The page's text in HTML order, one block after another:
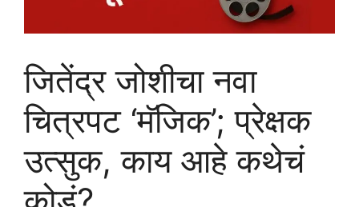
जितेंद्र जोशीचा नवा
चित्रपट ‘मॅजिक’; प्रेक्षक
उत्सुक, काय आहे कथेचं